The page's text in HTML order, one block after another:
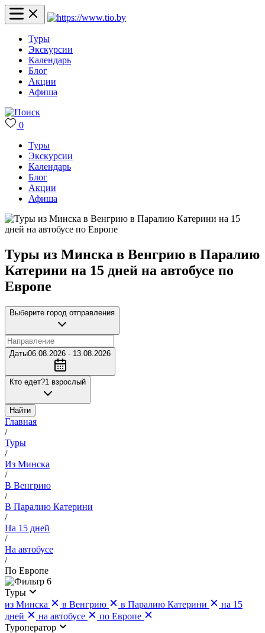
Туры
Экскурсии
Календарь
Блог
Акции
Афиша
0
Туры
Экскурсии
Календарь
Блог
Акции
Афиша
Туры из Минска в Венгрию в Паралию
Катерини на 15 дней на автобусе по
Европе
Выберите город отправления
Даты06.08.2026 - 13.08.2026
Кто едет?1 взрослый
Найти
Главная
/
Туры
/
Из Минска
/
В Венгрию
/
В Паралию Катерини
/
На 15 дней
/
На автобусе
/
По Европе
6
Туры
из Минска
в Венгрию в Паралию Катерини
на 15
дней
на автобусе
по Европе
Туроператор